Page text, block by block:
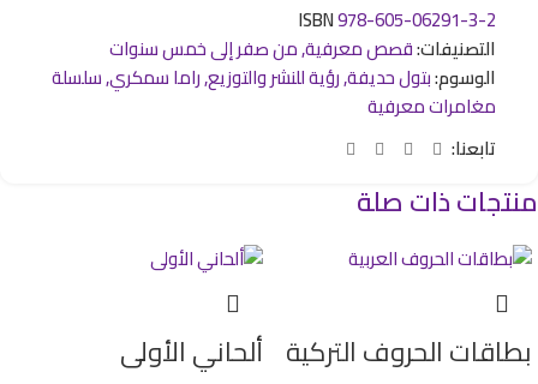
ISBN978-605-06291-3-2
التصنيفات:قصص معرفية,من صفر إلى خمس سنوات
الوسوم:بتول حديفة,رؤية للنشر والتوزيع,راما سمكري,سلسلة
مغامرات معرفية
تابعنا:
منتجات ذات صلة
بطاقات الحروف التركية ألحاني الأولى